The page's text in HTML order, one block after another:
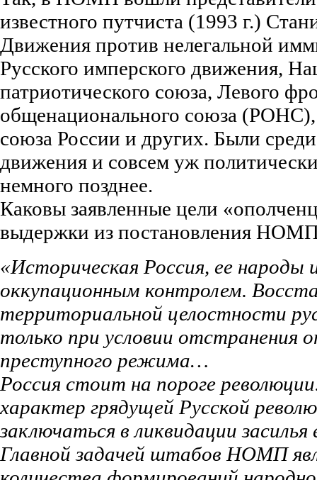
известного путчиста (1993 г.)
Движения против нелегальной
Русского имперского движения,
патриотического союза, Левого
общенационального союза
союза России и других. Были
движения и совсем уж
немного позднее.
Каковы заявленные цели
выдержки из постановления
«Историческая Россия, ее народы
оккупационным контролем.
территориальной целостности
только при условии отстранения
преступного режима…
Россия стоит на пороге
характер грядущей Русской
заключаться в ликвидации
Главной задачей штабов НОМП